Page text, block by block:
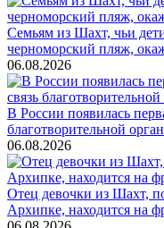
Семьям из Шахт, чьи
черноморский пляж,
06.08.2026
В России появилась
благотворительной
06.08.2026
Отец девочки из Шахт,
Архипке, находится на